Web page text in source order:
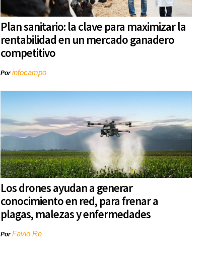
Plan sanitario: la clave para maximizar la
rentabilidad en un mercado ganadero
competitivo
Porinfocampo
Los drones ayudan a generar
conocimiento en red, para frenar a
plagas, malezas y enfermedades
PorFavio Re